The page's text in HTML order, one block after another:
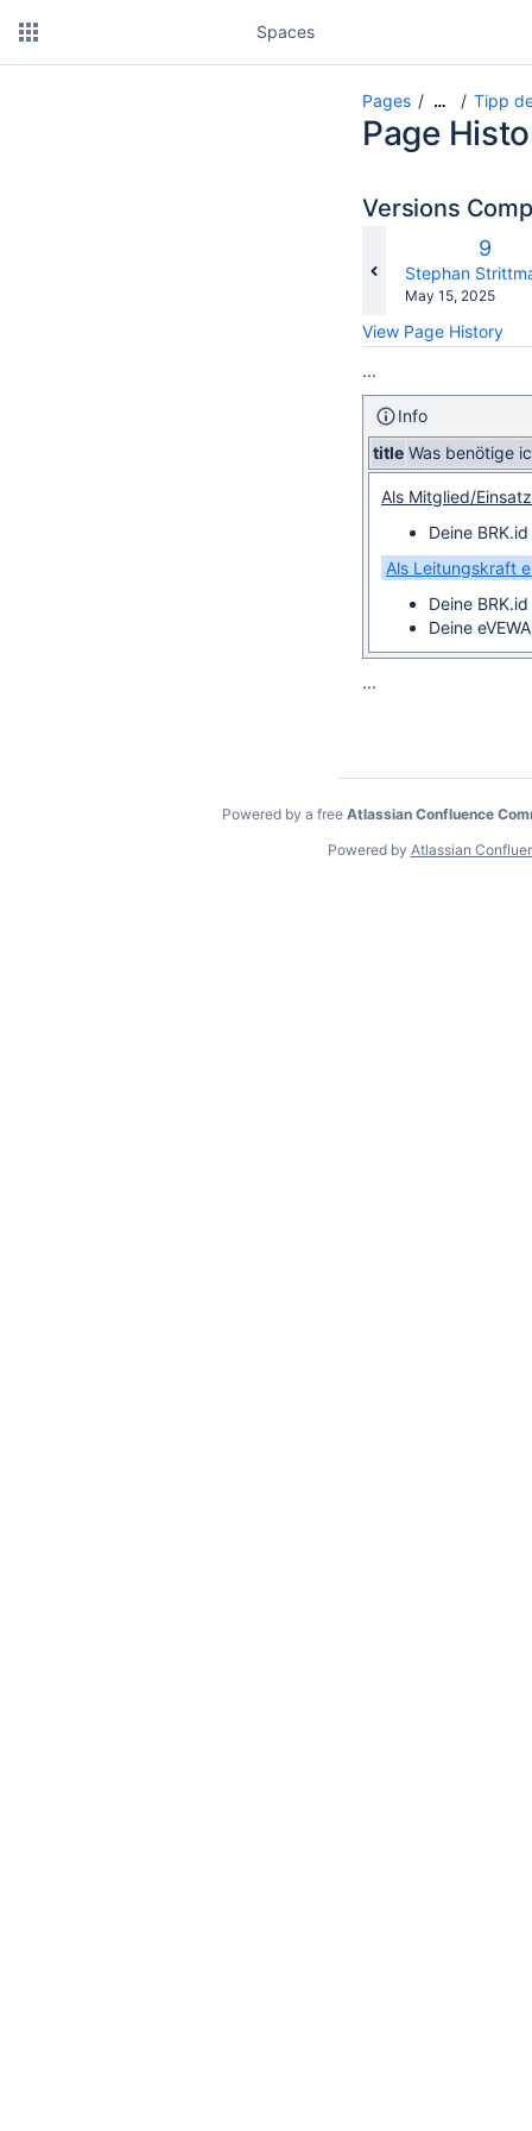
Spaces
Pages … Tipp
Page
Versions
Old
9
Stephan
Saved
May 15, 2025
View Page History
...
Info
title Was benötige
Als Mitglied/
Deine
Als Leitungskraft
Deine
Deine
...
Powered by a free Atlassian Confluence
Powered by Atlassian